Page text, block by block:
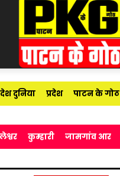
देश दुनिया प्रदेश पाटन के गोठ
कुम्हारी जामगांव आर